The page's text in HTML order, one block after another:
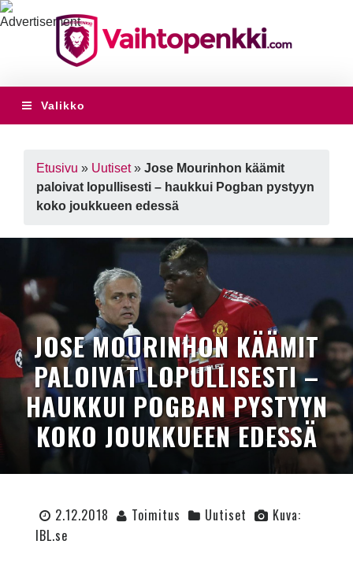
Valikko
Etusivu » Uutiset» Jose Mourinhon käämit
paloivat lopullisesti – haukkui Pogban pystyyn
koko joukkueen edessä
JOSE MOURINHON KÄÄMIT
PALOIVAT LOPULLISESTI –
HAUKKUI POGBAN PYSTYYN
KOKO JOUKKUEEN EDESSÄ
2.12.2018 Toimitus Uutiset
Kuva:
IBL.se